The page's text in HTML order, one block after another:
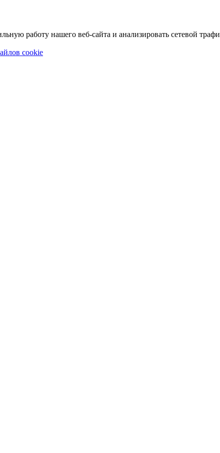
работу нашего веб-сайта и анализировать сетевой
cookie